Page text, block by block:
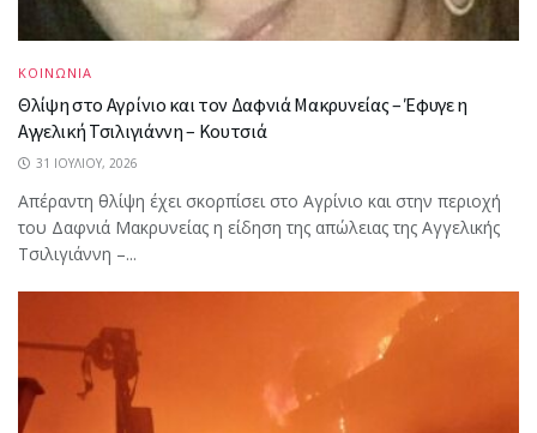
ΚΟΙΝΩΝΙΑ
Θλίψη στο Αγρίνιο και τον Δαφνιά Μακρυνείας – Έφυγε η
Αγγελική Τσιλιγιάννη – Κουτσιά
31 ΙΟΥΛΊΟΥ, 2026
Απέραντη θλίψη έχει σκορπίσει στο Αγρίνιο και στην περιοχή
του Δαφνιά Μακρυνείας η είδηση της απώλειας της Αγγελικής
Τσιλιγιάννη –...